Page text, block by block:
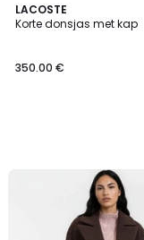
LACOSTE
Korte donsjas met kap
350.00 €